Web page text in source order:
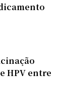
HPV entre